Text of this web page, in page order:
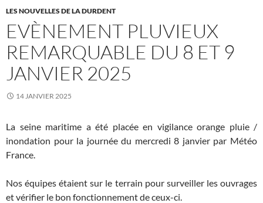
LES NOUVELLES DE LA DURDENT
EVÈNEMENT PLUVIEUX
REMARQUABLE DU 8 ET 9
JANVIER 2025
14 JANVIER 2025
La seine maritime a été placée en vigilance orange pluie /
inondation pour la journée du mercredi 8 janvier par Météo
France.
Nos équipes étaient sur le terrain pour surveiller les ouvrages
et vérifier le bon fonctionnement de ceux-ci.